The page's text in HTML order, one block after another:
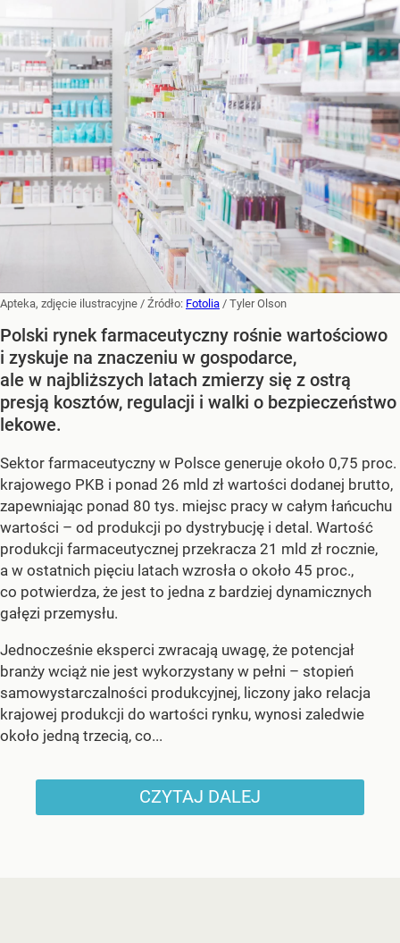
Apteka, zdjęcie ilustracyjne / Źródło: Fotolia / Tyler Olson
Polski rynek farmaceutyczny rośnie wartościowo
i zyskuje na znaczeniu w gospodarce,
ale w najbliższych latach zmierzy się z ostrą
presją kosztów, regulacji i walki o bezpieczeństwo
lekowe.
Sektor farmaceutyczny w Polsce generuje około 0,75 proc.
krajowego PKB i ponad 26 mld zł wartości dodanej brutto,
zapewniając ponad 80 tys. miejsc pracy w całym łańcuchu
wartości – od produkcji po dystrybucję i detal. Wartość
produkcji farmaceutycznej przekracza 21 mld zł rocznie,
a w ostatnich pięciu latach wzrosła o około 45 proc.,
co potwierdza, że jest to jedna z bardziej dynamicznych
gałęzi przemysłu.
Jednocześnie eksperci zwracają uwagę, że potencjał
branży wciąż nie jest wykorzystany w pełni – stopień
samowystarczalności produkcyjnej, liczony jako relacja
krajowej produkcji do wartości rynku, wynosi zaledwie
około jedną trzecią, co...
CZYTAJ DALEJ